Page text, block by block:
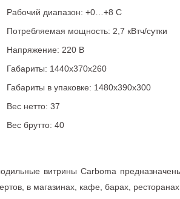
Рабочий диапазон: +0…+8 С
Потребляемая мощность: 2,7 кВтч/сутки
Напряжение: 220 В
Габариты: 1440х370х260
Габариты в упаковке: 1480х390х300
Вес нетто: 37
Вес брутто: 40
витрины Carboma
в магазинах, кафе, барах, ресторанах.